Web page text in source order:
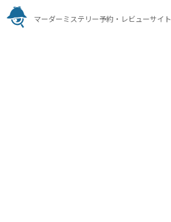
マーダーミステリー予約・レビューサイト